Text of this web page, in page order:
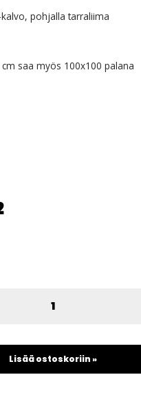
pohjalla tarraliima
saa myös 100x100 palana
Lisää ostoskoriin »